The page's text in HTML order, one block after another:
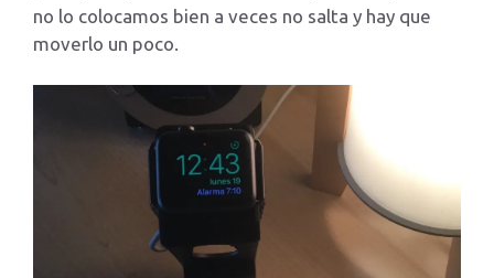
no lo colocamos bien a veces no salta y hay que
moverlo un poco.